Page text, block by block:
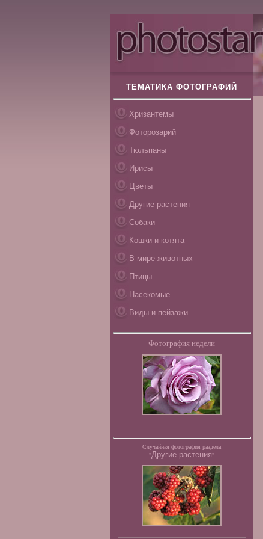
ТЕМАТИКА ФОТОГРАФИЙ
Хризантемы
Фоторозарий
Тюльпаны
Ирисы
Цветы
Другие растения
Собаки
Кошки и котята
В мире животных
Птицы
Насекомые
Виды и пейзажи
Фотография недели
Случайная фотография раздела
"Другие растения"